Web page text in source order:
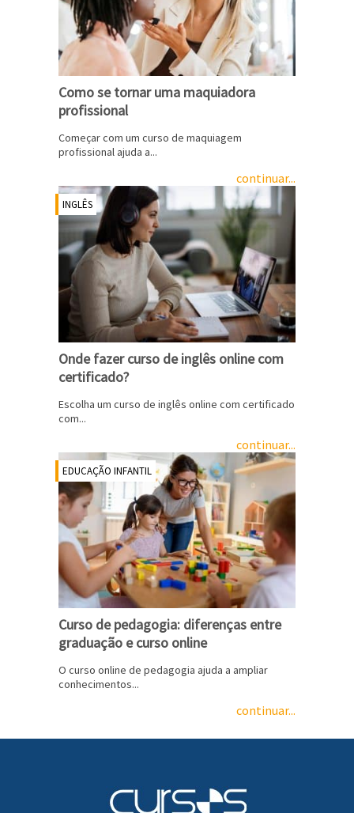
Como se tornar uma maquiadora
profissional
Começar com um curso de maquiagem
profissional ajuda a...
continuar...
INGLÊS
Onde fazer curso de inglês online com
certificado?
Escolha um curso de inglês online com certificado
com...
continuar...
EDUCAÇÃO INFANTIL
Curso de pedagogia: diferenças entre
graduação e curso online
O curso online de pedagogia ajuda a ampliar
conhecimentos...
continuar...